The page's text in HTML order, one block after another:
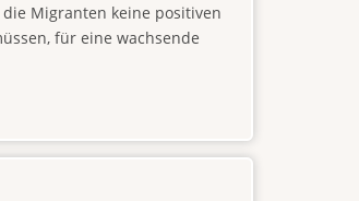
Migranten keine positiven
für eine wachsende